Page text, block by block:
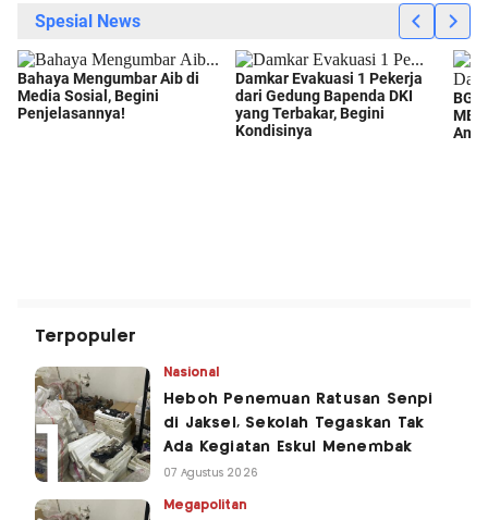
Terpopuler
Nasional
Heboh Penemuan Ratusan Senpi
di Jaksel, Sekolah Tegaskan Tak
Ada Kegiatan Eskul Menembak
07 Agustus 2026
Megapolitan